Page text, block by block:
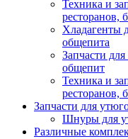
Техника и
ресторанов,
Хладагенты
общепита
Запчасти
общепит
Техника и
ресторанов,
Запчасти для
Шнуры для
Различные